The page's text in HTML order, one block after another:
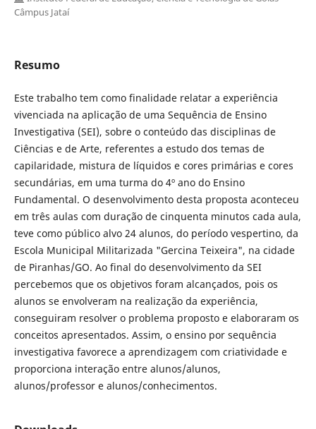
Câmpus Jataí
Resumo
Este trabalho tem como finalidade relatar a experiência
vivenciada na aplicação de uma Sequência de Ensino
Investigativa (SEI), sobre o conteúdo das disciplinas de
Ciências e de Arte, referentes a estudo dos temas de
capilaridade, mistura de líquidos e cores primárias e cores
secundárias, em uma turma do 4º ano do Ensino
Fundamental. O desenvolvimento desta proposta aconteceu
em três aulas com duração de cinquenta minutos cada aula,
teve como público alvo 24 alunos, do período vespertino, da
Escola Municipal Militarizada "Gercina Teixeira", na cidade
de Piranhas/GO. Ao final do desenvolvimento da SEI
percebemos que os objetivos foram alcançados, pois os
alunos se envolveram na realização da experiência,
conseguiram resolver o problema proposto e elaboraram os
conceitos apresentados. Assim, o ensino por sequência
investigativa favorece a aprendizagem com criatividade e
proporciona interação entre alunos/alunos,
alunos/professor e alunos/conhecimentos.